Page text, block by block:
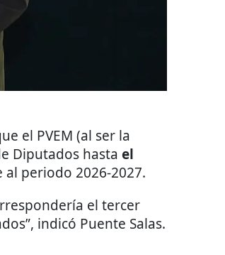
el PVEM (al ser la
Diputados hasta el
periodo 2026-2027.
el tercer
indicó Puente Salas.